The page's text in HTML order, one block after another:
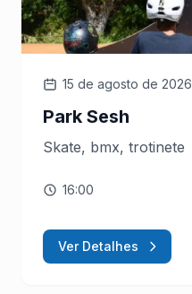
15 de agosto de 2026
Park Sesh
Skate, bmx, trotinete
16:00
Ver Detalhes